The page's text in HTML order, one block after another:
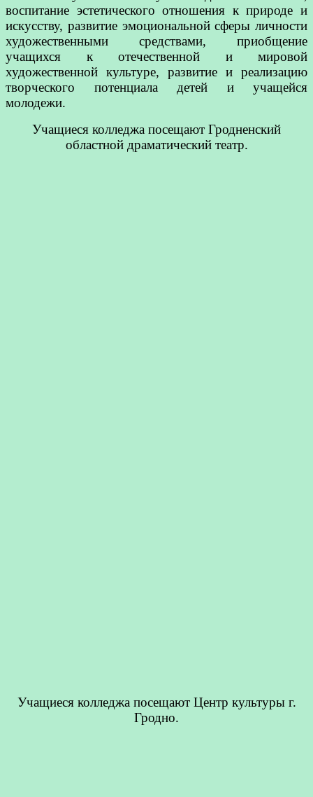
воспитание эстетического отношения к природе и
искусству, развитие эмоциональной сферы личности
художественными средствами, приобщение
учащихся к отечественной и мировой
художественной культуре, развитие и реализацию
творческого потенциала детей и учащейся
молодежи.
Учащиеся колледжа посещают Гродненский
областной драматический театр.
Учащиеся колледжа посещают Центр культуры г.
Гродно.